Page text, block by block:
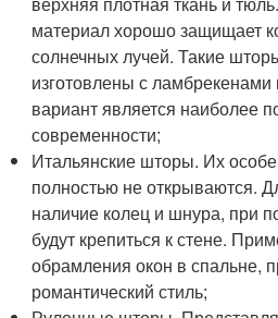
материал хорошо защищает
солнечных лучей. Такие
изготовлены с ламбрекенами
вариант является наиболее
современности;
Итальянские шторы. Их
полностью не открываются.
наличие колец и шнура, при
будут крепиться к стене.
обрамления окон в спальне,
романтический стиль;